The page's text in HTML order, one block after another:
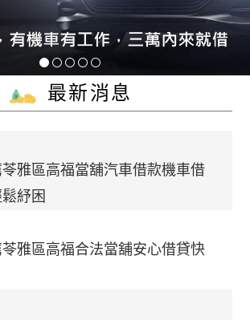
最新消息
雅區高福當舖汽車借款機車借
紓困
雅區高福合法當舖安心借貸快